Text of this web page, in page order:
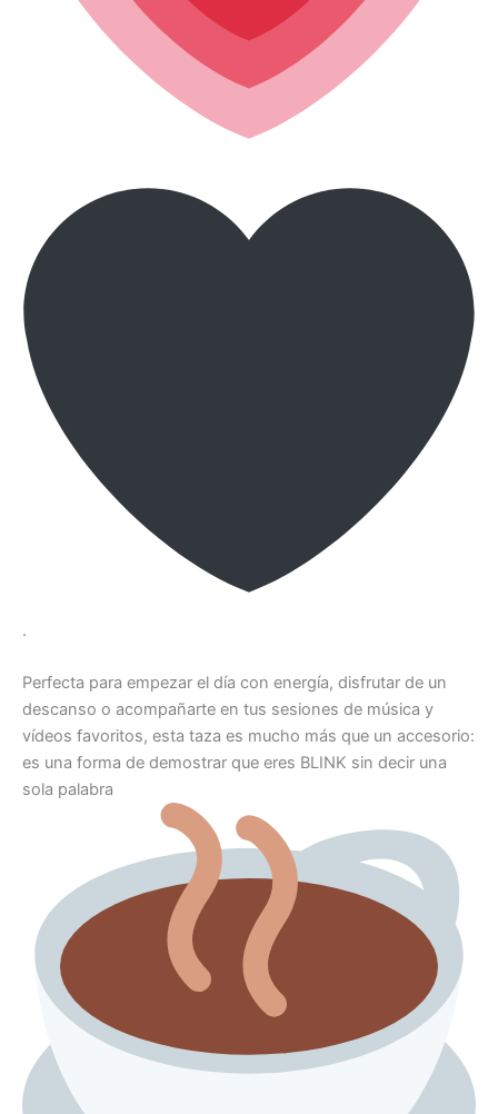
.
Perfecta para empezar el día con energía, disfrutar de un
descanso o acompañarte en tus sesiones de música y
vídeos favoritos, esta taza es mucho más que un accesorio:
es una forma de demostrar que eres BLINK sin decir una
sola palabra